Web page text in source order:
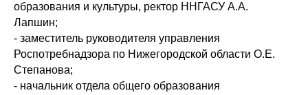
образования и культуры, ректор ННГАСУ А.А.
Лапшин;
- заместитель руководителя управления
Роспотребнадзора по Нижегородской области О.Е.
Степанова;
- начальник отдела общего образования